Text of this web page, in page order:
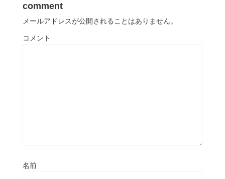
comment
メールアドレスが公開されることはありません。
コメント
名前